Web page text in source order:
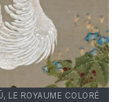
LE ROYAUME COLORÉ